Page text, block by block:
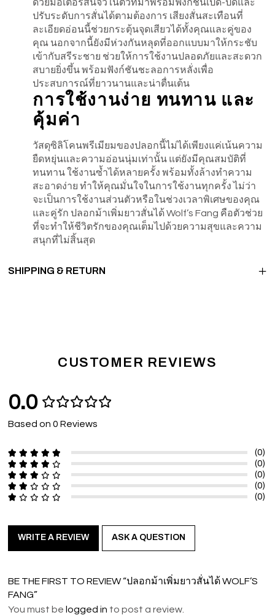
ด้วยมอเตอร์สั่นจิ๋วในตัวที่มาพร้อมฟังก์ชันเปิด-ปิดและ
ปรับระดับการสั่นได้ตามต้องการ เสียงสั่นสะเทือนที่
ละเอียดอ่อนนี้ช่วยกระตุ้นจุดเสียวได้ทั้งคุณและคู่ของ
คุณ นอกจากนี้ยังมีห่วงกันหลุดที่ออกแบบมาให้กระชับ
เข้ากับสรีระชาย ช่วยให้การใช้งานปลอดภัยและสะดวก
สบายยิ่งขึ้น พร้อมฟังก์ชันชะลอการหลั่งเพื่อ
ประสบการณ์ที่ยาวนานและน่าตื่นเต้น
การใช้งานง่าย ทนทาน และ
คุ้มค่า
วัสดุซิลิโคนพรีเมียมของปลอกนี้ไม่ได้เพียงแค่เน้นความ
ยืดหยุ่นและความอ่อนนุ่มเท่านั้น แต่ยังมีคุณสมบัติที่
ทนทาน ใช้งานซ้ำได้หลายครั้ง พร้อมทั้งล้างทำความ
สะอาดง่าย ทำให้คุณมั่นใจในการใช้งานทุกครั้ง ไม่ว่า
จะเป็นการใช้งานส่วนตัวหรือในช่วงเวลาพิเศษของคุณ
และคู่รัก ปลอกม้าเพิ่มยาวสั่นได้ Wolf’s Fang คือตัวช่วย
ที่จะทำให้ชีวิตรักของคุณเต็มไปด้วยความสุขและความ
สนุกที่ไม่สิ้นสุด
SHIPPING & RETURN
CUSTOMER REVIEWS
0.0
Based on 0 Reviews
(0)
(0)
(0)
(0)
(0)
WRITE A REVIEW ASK A QUESTION
BE THE FIRST TO REVIEW “ปลอกม้าเพิ่มยาวสั่นได้ WOLF’S
FANG”
You must be logged in to post a review.